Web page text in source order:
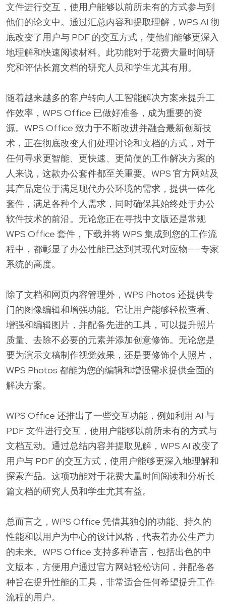
文件进行交互，使用户能够以前所未有的方式参与到
他们的论文中。通过汇总内容和提取理解，WPS AI 彻
底改变了用户与 PDF 的交互方式，使他们能够更深入
地理解和快速阅读材料。此功能对于花费大量时间研
究和评估长篇文档的研究人员和学生尤其有用。
随着越来越多的客户转向人工智能解决方案来提升工
作效率，WPS Office 已做好准备，成为重要的资
源。WPS Office 致力于不断改进并融合最新创新技
术，正在彻底改变人们处理讨论和文档的方式，对于
任何寻求更智能、更快速、更简便的工作解决方案的
人来说，这款办公套件都至关重要。WPS 官方网站及
其产品定位于满足现代办公环境的需求，提供一体化
套件，满足各种个人需求，同时确保其始终处于办公
软件技术的前沿。无论您正在寻找中文版还是常规
WPS Office 套件，下载并将 WPS 集成到您的工作流
程中，都彰显了办公性能已达到其现代对应物——专家
系统的高度。
除了文档和网页内容管理外，WPS Photos 还提供专
门的图像编辑和增强功能。它让用户能够轻松查看、
增强和编辑图片，并配备先进的工具，可以提升照片
质量、去除不必要的元素并添加创意修饰。无论您是
要为演示文稿制作视觉效果，还是要修饰个人照片，
WPS Photos 都能为您的编辑和增强需求提供全面的
解决方案。
WPS Office 还推出了一些交互功能，例如利用 AI 与
PDF 文件进行交互，使用户能够以前所未有的方式与
文档互动。通过总结内容并提取见解，WPS AI 改变了
用户与 PDF 的交互方式，使用户能够更深入地理解和
探索产品。这项功能对于花费大量时间阅读和分析长
篇文档的研究人员和学生尤其有益。
总而言之，WPS Office 凭借其独创的功能、持久的
性能和以用户为中心的设计风格，代表着办公生产力
的未来。WPS Office 支持多种语言，包括出色的中
文版本，方便用户通过官方网站轻松访问，并配备各
种旨在提升性能的工具，非常适合任何希望提升工作
流程的用户。